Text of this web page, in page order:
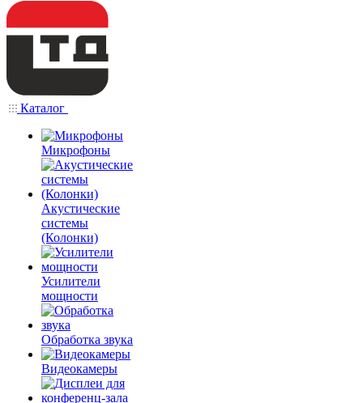
Каталог
Микрофоны
Акустические
системы
(Колонки)
Усилители
мощности
Обработка звука
Видеокамеры